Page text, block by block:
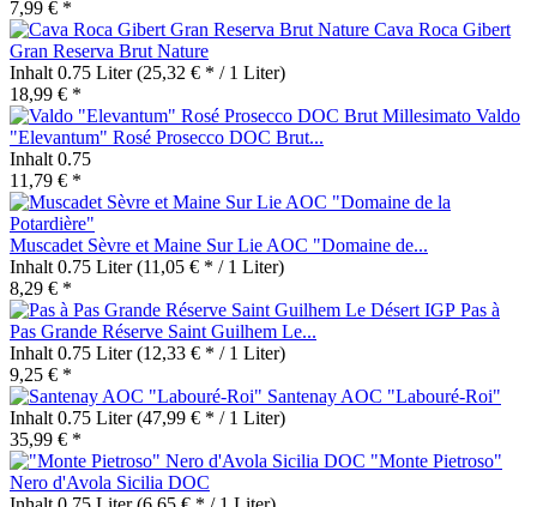
7,99 € *
Cava Roca Gibert
Gran Reserva Brut Nature
Inhalt 0.75 Liter(25,32 € * / 1 Liter)
18,99 € *
Valdo
"Elevantum" Rosé Prosecco DOC Brut...
Inhalt 0.75
11,79 € *
Muscadet Sèvre et Maine Sur Lie AOC "Domaine de...
Inhalt 0.75 Liter(11,05 € * / 1 Liter)
8,29 € *
Pas à
Pas Grande Réserve Saint Guilhem Le...
Inhalt 0.75 Liter(12,33 € * / 1 Liter)
9,25 € *
Santenay AOC "Labouré-Roi"
Inhalt 0.75 Liter(47,99 € * / 1 Liter)
35,99 € *
"Monte Pietroso"
Nero d'Avola Sicilia DOC